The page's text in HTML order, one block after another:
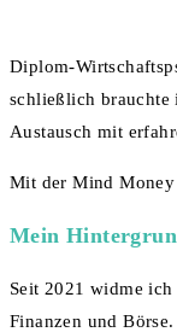
Diplom-
schließlich brauchte
Austausch mit
Mit der Mind Money
Mein
Seit 2021 widme
Finanzen und